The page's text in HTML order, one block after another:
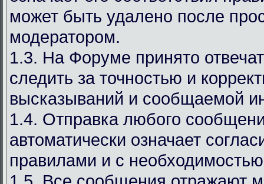
может быть удалено после
модератором.
1.3. На Форуме принято
следить за точностью и
высказываний и сообщаемой
1.4. Отправка любого
автоматически означает
правилами и с